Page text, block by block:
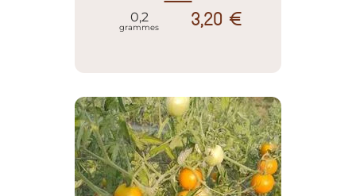
0,2
grammes 3,20 €